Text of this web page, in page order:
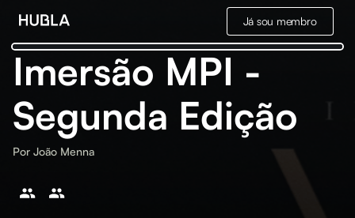
Já sou membro
Imersão MPI -
Segunda Edição
Por João Menna